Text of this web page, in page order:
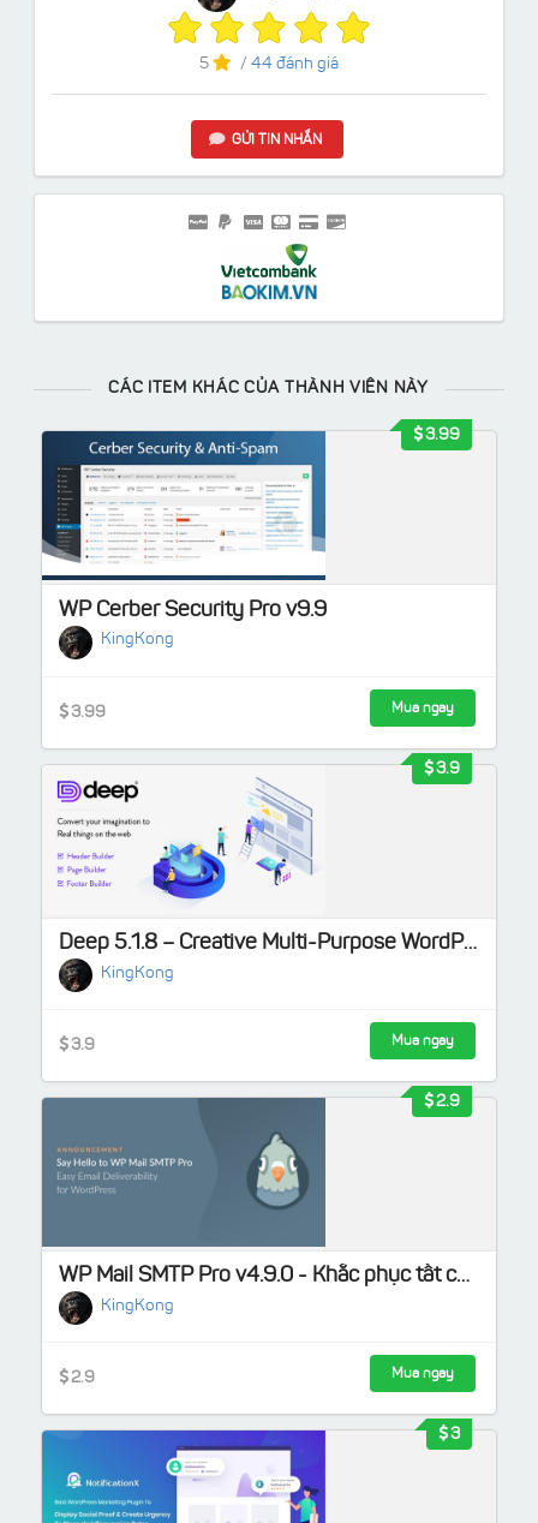
5 / 44 đánh giá
GỬI TIN NHẮN
CÁC ITEM KHÁC CỦA THÀNH VIÊN NÀY
WP Cerber Security Pro v9.9
KingKong
3.99 Mua ngay
3.99
Deep 5.1.8 – Creative Multi-Purpose WordPress Theme
KingKong
3.9 Mua ngay
3.9
WP Mail SMTP Pro v4.9.0 - Khắc phục tất cả các vấn đề về WordPress không gửi được email
KingKong
2.9 Mua ngay
2.9
3